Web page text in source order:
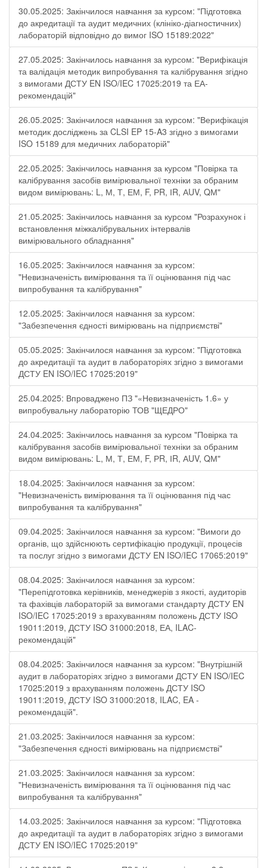
30.05.2025: Закінчилося навчання за курсом: "Підготовка
до акредитації та аудит медичних (клініко-діагностичних)
лабораторій відповідно до вимог ISO 15189:2022"
27.05.2025: Закінчилось навчання за курсом: "Верифікація
та валідація методик випробування та калібрування згідно
з вимогами ДСТУ EN ISO/IEC 17025:2019 та ЕА-
рекомендацій"
26.05.2025: Закінчилося навчання за курсом: "Верифікація
методик досліджень за CLSI EP 15-A3 згідно з вимогами
ISO 15189 для медичних лабораторій"
22.05.2025: Закінчилось навчання за курсом "Повірка та
калібрування засобів вимірювальної техніки за обраним
видом вимірювань: L, М, Т, ЕМ, F, РR, ІR, АUV, QМ"
21.05.2025: Закінчилось навчання за курсом "Розрахунок і
встановлення міжкалібрувальних інтервалів
вимірювального обладнання"
16.05.2025: Закінчилося навчання за курсом:
"Невизначеність вимірювання та її оцінювання під час
випробування та калібрування"
12.05.2025: Закінчилося навчання за курсом:
"Забезпечення єдності вимірювань на підприємстві"
05.05.2025: Закінчилося навчання за курсом: "Підготовка
до акредитації та аудит в лабораторіях згідно з вимогами
ДСТУ EN ISO/IEC 17025:2019"
25.04.2025: Впроваджено ПЗ "«Невизначеність 1.6» у
випробувальну лабораторію ТОВ "ЩЕДРО"
24.04.2025: Закінчилось навчання за курсом "Повірка та
калібрування засобів вимірювальної техніки за обраним
видом вимірювань: L, М, Т, ЕМ, F, РR, ІR, АUV, QМ"
18.04.2025: Закінчилося навчання за курсом:
"Невизначеність вимірювання та її оцінювання під час
випробування та калібрування"
09.04.2025: Закінчилося навчання за курсом: "Вимоги до
органів, що здійснюють сертифікацію продукції, процесів
та послуг згідно з вимогами ДСТУ EN ISO/IEC 17065:2019"
08.04.2025: Закінчилося навчання за курсом:
"Перепідготовка керівників, менеджерів з якості, аудиторів
та фахівців лабораторій за вимогами стандарту ДСТУ EN
ISO/IEC 17025:2019 з врахуванням положень ДСТУ ISO
19011:2019, ДСТУ ISO 31000:2018, ЕА, ILAC-
рекомендацій"
08.04.2025: Закінчилося навчання за курсом: "Внутрішній
аудит в лабораторіях згідно з вимогами ДСТУ EN ISO/IEC
17025:2019 з врахуванням положень ДСТУ ISO
19011:2019, ДСТУ ISO 31000:2018, ILAC, EA -
рекомендацій".
21.03.2025: Закінчилося навчання за курсом:
"Забезпечення єдності вимірювань на підприємстві"
21.03.2025: Закінчилося навчання за курсом:
"Невизначеність вимірювання та її оцінювання під час
випробування та калібрування"
14.03.2025: Закінчилося навчання за курсом: "Підготовка
до акредитації та аудит в лабораторіях згідно з вимогами
ДСТУ EN ISO/IEC 17025:2019"